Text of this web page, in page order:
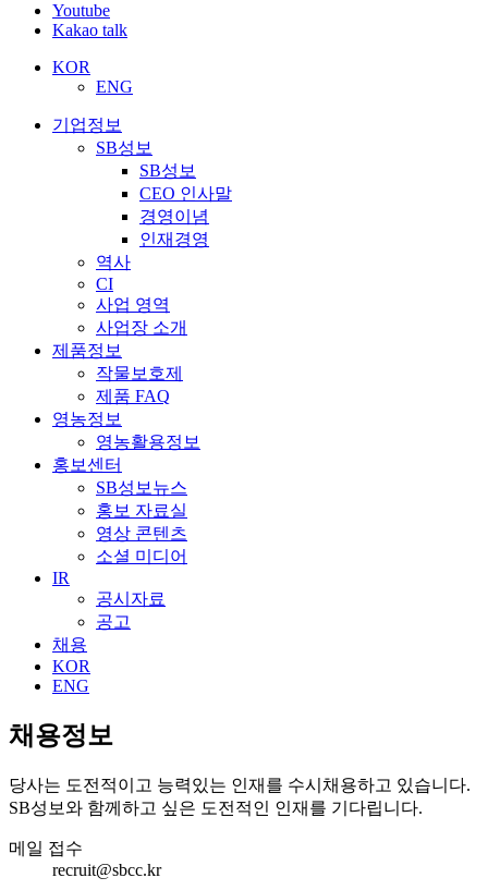
Youtube
Kakao talk
KOR
ENG
기업정보
SB성보
SB성보
CEO 인사말
경영이념
인재경영
역사
CI
사업 영역
사업장 소개
제품정보
작물보호제
제품 FAQ
영농정보
영농활용정보
홍보센터
SB성보뉴스
홍보 자료실
영상 콘텐츠
소셜 미디어
IR
공시자료
공고
채용
KOR
ENG
채용정보
당사는 도전적이고 능력있는 인재를 수시채용하고 있습니다.
SB성보와 함께하고 싶은 도전적인 인재를 기다립니다.
메일 접수
recruit@sbcc.kr